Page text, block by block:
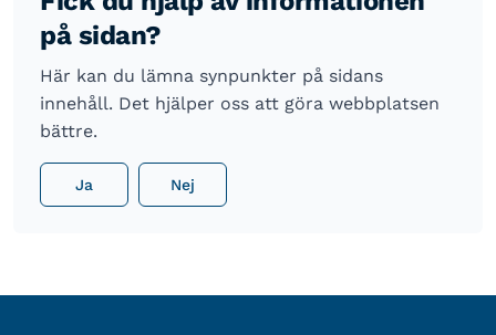
på sidan?
Här kan du lämna synpunkter på sidans
innehåll. Det hjälper oss att göra webbplatsen
bättre.
Ja Nej